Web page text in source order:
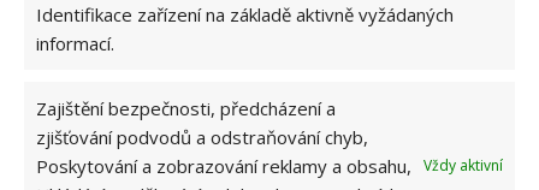
Identifikace zařízení na základě aktivně vyžádaných
informací.
Zajištění bezpečnosti, předcházení a
zjišťování podvodů a odstraňování chyb,
Poskytování a zobrazování reklamy a obsahu,
Vždy aktivní
Přidejte svůj názor